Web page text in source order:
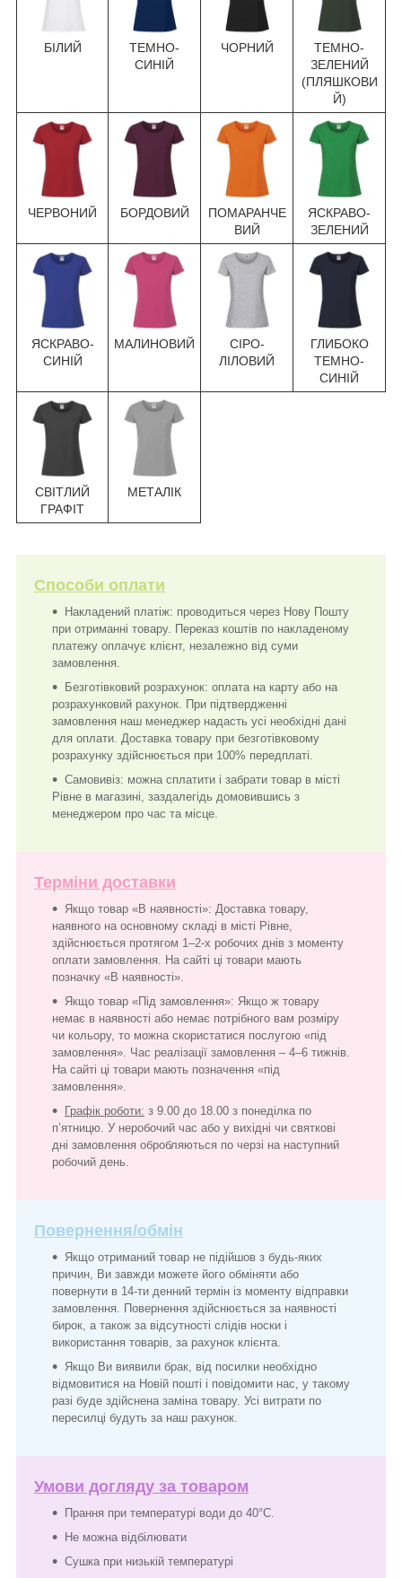
БІЛИЙ
ТЕМНО-
СИНІЙ
ЧОРНИЙ
ТЕМНО-
ЗЕЛЕНИЙ
(ПЛЯШКОВИ
Й)
ЧЕРВОНИЙ БОРДОВИЙ
ПОМАРАНЧЕ
ВИЙ
ЯСКРАВО-
ЗЕЛЕНИЙ
ЯСКРАВО-
СИНІЙ
МАЛИНОВИЙ
СІРО-
ЛІЛОВИЙ
ГЛИБОКО
ТЕМНО-
СИНІЙ
СВІТЛИЙ
ГРАФІТ
МЕТАЛІК
Способи оплати
Накладений платіж: проводиться через Нову Пошту
при отриманні товару. Переказ коштів по накладеному
платежу оплачує клієнт, незалежно від суми
замовлення.
Безготівковий розрахунок: оплата на карту або на
розрахунковий рахунок. При підтвердженні
замовлення наш менеджер надасть усі необхідні дані
для оплати. Доставка товару при безготівковому
розрахунку здійснюється при 100% передплаті.
Самовивіз: можна сплатити і забрати товар в місті
Рівне в магазині, заздалегідь домовившись з
менеджером про час та місце.
Терміни доставки
Якщо товар «В наявності»: Доставка товару,
наявного на основному складі в місті Рівне,
здійснюється протягом 1–2-х робочих днів з моменту
оплати замовлення. На сайті ці товари мають
позначку «В наявності».
Якщо товар «Під замовлення»: Якщо ж товару
немає в наявності або немає потрібного вам розміру
чи кольору, то можна скористатися послугою «під
замовлення». Час реалізації замовлення – 4–6 тижнів.
На сайті ці товари мають позначення «під
замовлення».
Графік роботи: з 9.00 до 18.00 з понеділка по
п’ятницю. У неробочий час або у вихідні чи святкові
дні замовлення обробляються по черзі на наступний
робочий день.
Повернення/обмін
Якщо отриманий товар не підійшов з будь-яких
причин, Ви завжди можете його обміняти або
повернути в 14-ти денний термін із моменту відправки
замовлення. Повернення здійснюється за наявності
бирок, а також за відсутності слідів носки і
використання товарів, за рахунок клієнта.
Якщо Ви виявили брак, від посилки необхідно
відмовитися на Новій пошті і повідомити нас, у такому
разі буде здійснена заміна товару. Усі витрати по
пересилці будуть за наш рахунок.
Умови догляду за товаром
Прання при температурі води до 40°C.
Не можна відбілювати
Сушка при низькій температурі